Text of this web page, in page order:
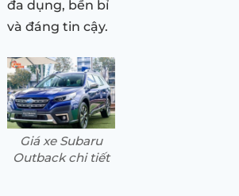
đa dụng, bền bỉ
và đáng tin cậy.
Giá xe Subaru
Outback chi tiết